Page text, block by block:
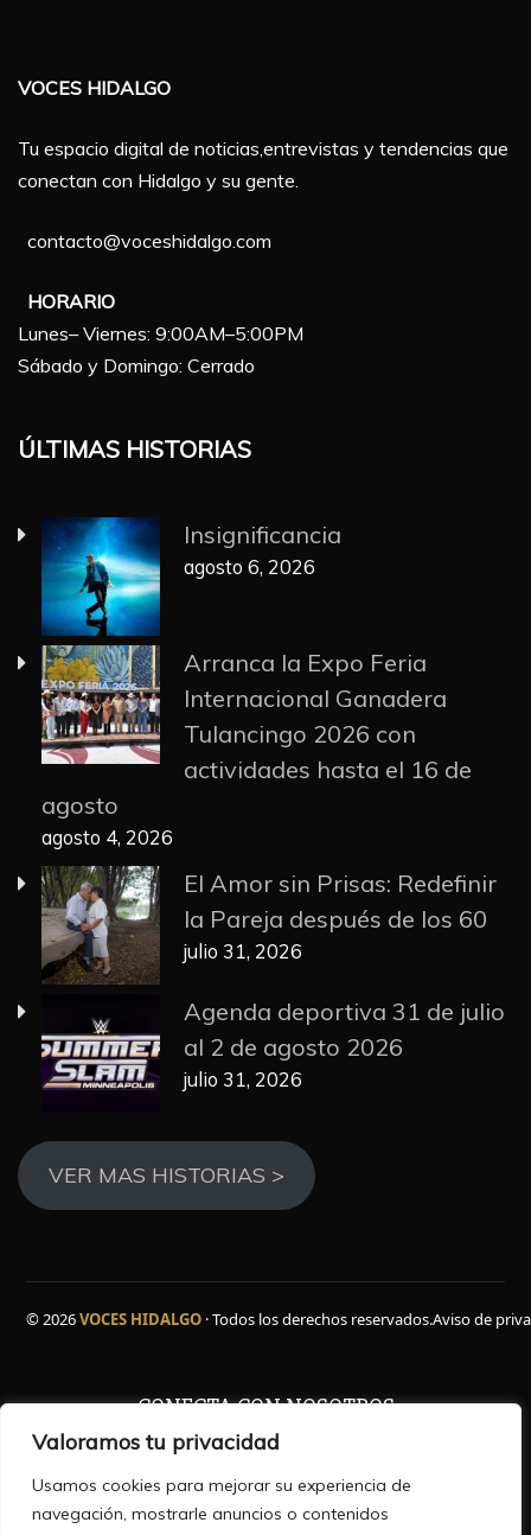
Valoramos tu privacidad
Usamos cookies para mejorar su experiencia de
navegación, mostrarle anuncios o contenidos
VOCES HIDALGO
Tu espacio digital de noticias,entrevistas y tendencias que
conectan con Hidalgo y su gente.
contacto@voceshidalgo.com
HORARIO
Lunes– Viernes: 9:00AM–5:00PM
Sábado y Domingo: Cerrado
ÚLTIMAS HISTORIAS
Insignificancia
agosto 6, 2026
Arranca la Expo Feria
Internacional Ganadera
Tulancingo 2026 con
actividades hasta el 16 de
agosto
agosto 4, 2026
El Amor sin Prisas: Redefinir
la Pareja después de los 60
julio 31, 2026
Agenda deportiva 31 de julio
al 2 de agosto 2026
julio 31, 2026
VER MAS HISTORIAS >
© 2026VOCES HIDALGO · Todos los derechos reservados.Aviso de
CONECTA CON NOSOTROS
Facebook
WhatsApp
Instagram
YouTube
TikTok
X